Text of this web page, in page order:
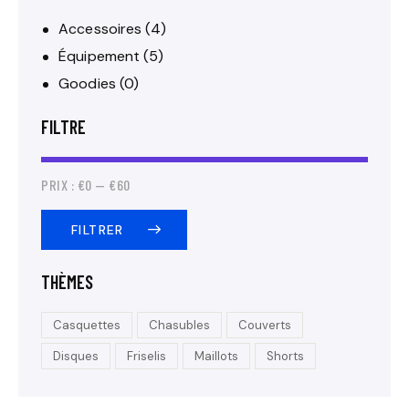
Accessoires (4)
Équipement (5)
Goodies (0)
FILTRE
FILTRER
PRIX : €0 — €60
THÈMES
Casquettes Chasubles
Couverts
Disques
Friselis Maillots Shorts